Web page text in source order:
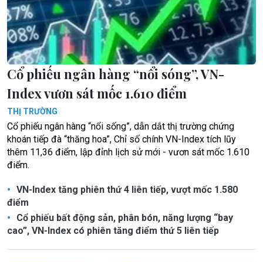
Cổ phiếu ngân hàng “nổi sóng”, VN-
Index vươn sát mốc 1.610 điểm
THỊ TRƯỜNG
Cổ phiếu ngân hàng “nổi sống”, dẫn dắt thị trường chứng
khoán tiếp đà “thăng hoa”, Chỉ số chính VN-Index tích lũy
thêm 11,36 điểm, lập đỉnh lịch sử mới - vươn sát mốc 1.610
điểm.
VN-Index tăng phiên thứ 4 liên tiếp, vượt mốc 1.580
điểm
Cổ phiếu bất động sản, phân bón, năng lượng “bay
cao”, VN-Index có phiên tăng điểm thứ 5 liên tiếp